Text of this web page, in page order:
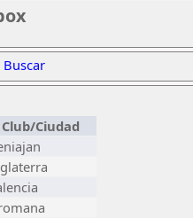
Buscar
Club/Ciudad